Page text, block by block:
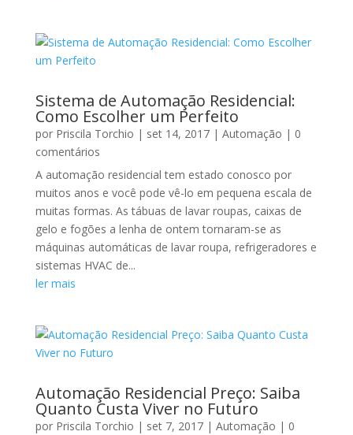
Sistema de Automação Residencial:
Como Escolher um Perfeito
por Priscila Torchio | set 14, 2017| Automação | 0
comentários
A automação residencial tem estado conosco por
muitos anos e você pode vê-lo em pequena escala de
muitas formas. As tábuas de lavar roupas, caixas de
gelo e fogões a lenha de ontem tornaram-se as
máquinas automáticas de lavar roupa, refrigeradores e
sistemas HVAC de...
ler mais
Automação Residencial Preço: Saiba
Quanto Custa Viver no Futuro
por Priscila Torchio | set 7, 2017| Automação | 0